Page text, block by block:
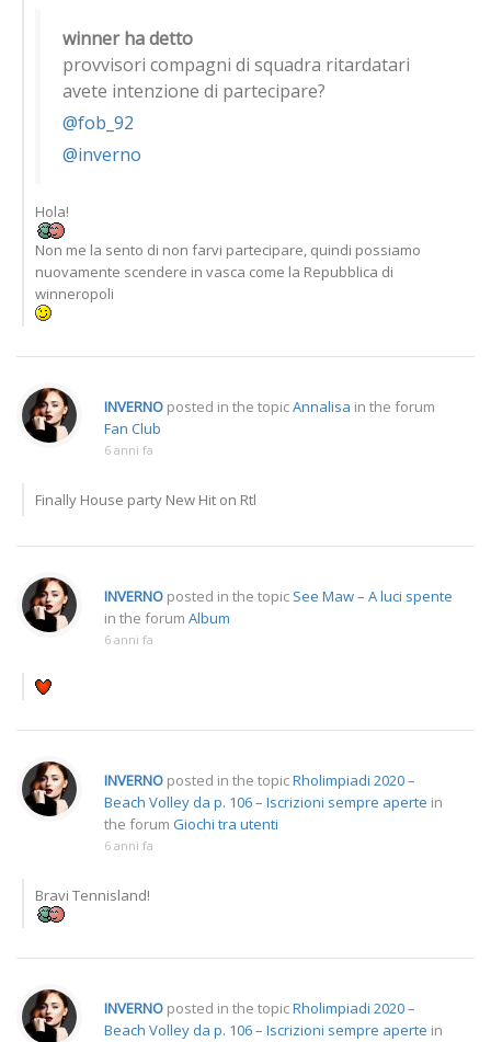
winner ha detto
provvisori compagni di squadra ritardatari
avete intenzione di partecipare?
@fob_92
@inverno
Hola!
Non me la sento di non farvi partecipare, quindi possiamo
nuovamente scendere in vasca come la Repubblica di
winneropoli
INVERNO posted in the topicAnnalisa in the forum
Fan Club
6 anni fa
Finally House party New Hit on Rtl
INVERNO posted in the topic See Maw – A luci spente
in the forum Album
6 anni fa
INVERNO posted in the topicRholimpiadi 2020 –
Beach Volley da p. 106 – Iscrizioni sempre aperte in
the forum Giochi tra utenti
6 anni fa
Bravi Tennisland!
INVERNO posted in the topicRholimpiadi 2020 –
Beach Volley da p. 106 – Iscrizioni sempre aperte in